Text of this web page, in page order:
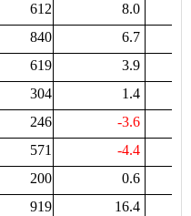
612
8.0
840
6.7
619
3.9
304
1.4
246
-3.6
571
-4.4
200
0.6
919
16.4